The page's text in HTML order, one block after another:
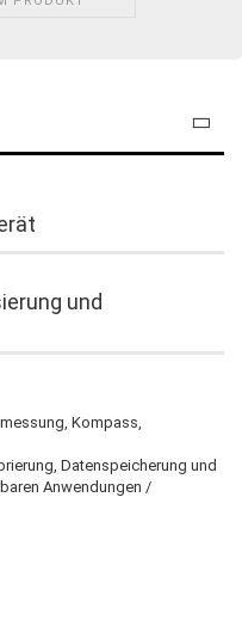
und
Kompass,
Datenspeicherung und
Anwendungen /